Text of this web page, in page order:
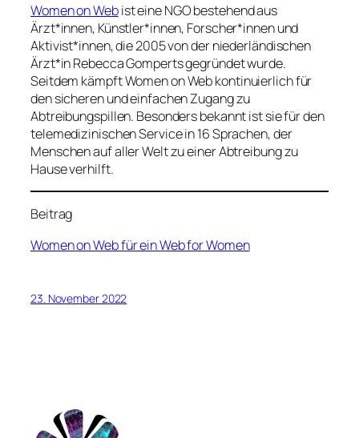
Women on Webist eine NGO bestehend aus
Ärzt*innen, Künstler*innen, Forscher*innen und
Aktivist*innen, die 2005 von der niederländischen
Ärzt*in Rebecca Gomperts gegründet wurde.
Seitdem kämpft Women on Web kontinuierlich für
den sicheren und einfachen Zugang zu
Abtreibungspillen. Besonders bekannt ist sie für den
telemedizinischen Service in 16 Sprachen, der
Menschen auf aller Welt zu einer Abtreibung zu
Hause verhilft.
Beitrag
Women on Web für ein Web for Women
23. November 2022